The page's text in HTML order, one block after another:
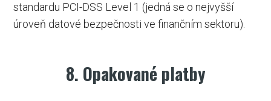
standardu PCI-DSS Level 1 (jedná se o nejvyšší
úroveň datové bezpečnosti ve finančním sektoru).
8. Opakované platby